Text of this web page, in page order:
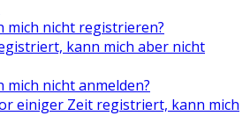
mich nicht registrieren?
kann mich aber nicht
mich nicht anmelden?
einiger Zeit registriert, kann mich